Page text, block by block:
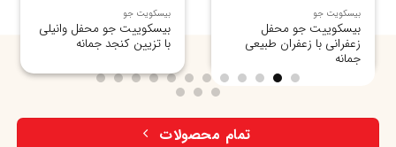
بیسکویت جو
بیسکوییت جو محفل
زعفرانی با زعفران طبیعی
جمانه
بیسکویت جو
بیسکوییت جو محفل وانیلی
با تزیین کنجد جمانه
تمام محصولات